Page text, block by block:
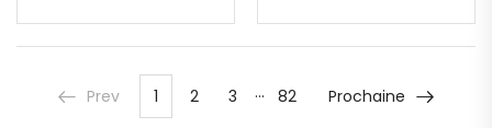
Prev 1 2 3 … 82 Prochaine